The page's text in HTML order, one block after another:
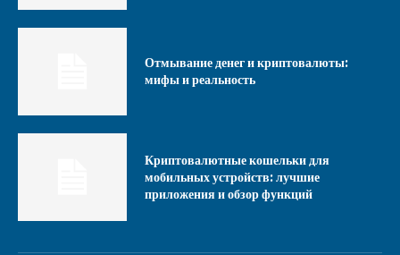
Отмывание денег и криптовалюты:
мифы и реальность
Криптовалютные кошельки для
мобильных устройств: лучшие
приложения и обзор функций